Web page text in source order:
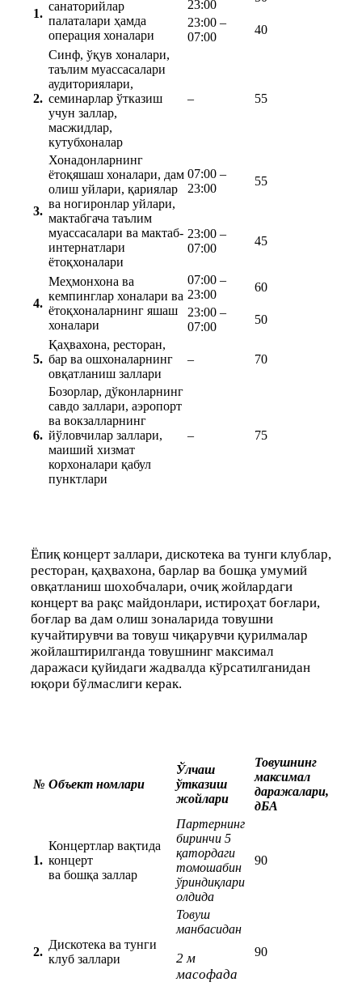
1.
санаторийлар
палаталари ҳамда
оперaция хоналари
23:00
23:00 –
07:00
40
2.
Синф, ўқув хоналари,
таълим муассасалари
аудиториялари,
семинарлар ўтказиш
учун заллар,
масжидлар,
кутубхоналар
– 55
3.
Хонадонларнинг
ётоқяшаш хоналари, дам
олиш уйлари, қариялар
ва ногиронлар уйлари,
мактабгача таълим
муассасалари ва мактаб-
интернатлари
ётоқхоналари
07:00 –
23:00
55
23:00 –
07:00
45
4.
Меҳмонхона ва
кемпинглар хоналари ва
ётоқхоналарнинг яшаш
хоналари
07:00 –
23:00
60
23:00 –
07:00
50
5.
Қаҳвахона, ресторан,
бар ва ошхоналарнинг
овқатланиш заллари
– 70
6.
Бозорлар, дўконларнинг
савдо заллари, аэропорт
ва вокзалларнинг
йўловчилар заллари,
маиший хизмат
корхоналари қабул
пунктлари
– 75
Ёпиқ концерт заллари, дискотека ва тунги клублар,
ресторан, қаҳвахона, барлар ва бошқа умумий
овқатланиш шохобчалари, очиқ жойлардаги
концерт ва рақс майдонлари, истироҳат боғлари,
боғлар ва дам олиш зоналарида товушни
кучайтирувчи ва товуш чиқарувчи қурилмалар
жойлаштирилганда товушнинг максимал
даражаси қуйидаги жадвалда кўрсатилганидан
юқори бўлмаслиги керак.
№ Объект номлари
Ўлчаш
ўтказиш
жойлари
Товушнинг
максимал
даражалари,
дБА
1.
Концертлар вақтида
концерт
ва бошқа заллар
Партернинг
биринчи 5
қатордаги
томошабин
ўриндиқлари
олдида
90
2.
Дискотека ва тунги
клуб заллари
Товуш
манбасидан
2 м
масофада
90